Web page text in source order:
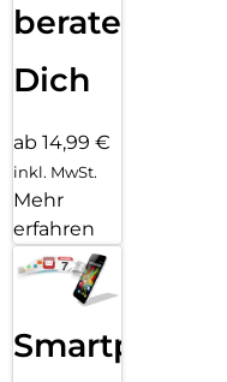
beraten
Dich
ab 14,99 €
inkl. MwSt.
Mehr
erfahren
Smartphone